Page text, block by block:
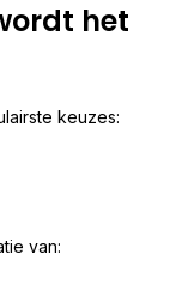
het
keuzes:
van: